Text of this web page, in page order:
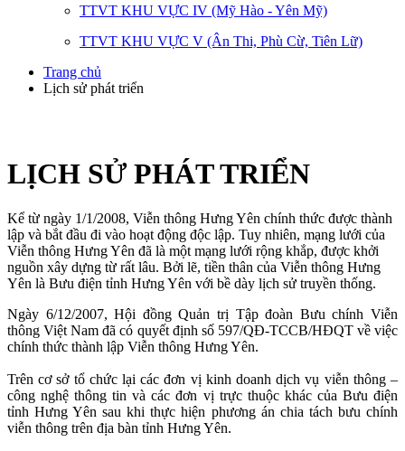
TTVT KHU VỰC IV (Mỹ Hào - Yên Mỹ)
TTVT KHU VỰC V (Ân Thi, Phù Cừ, Tiên Lữ)
Trang chủ
Lịch sử phát triển
LỊCH SỬ PHÁT TRIỂN
Kể từ ngày 1/1/2008, Viễn thông Hưng Yên chính thức được thành
lập và bắt đầu đi vào hoạt động độc lập. Tuy nhiên, mạng lưới của
Viễn thông Hưng Yên đã là một mạng lưới rộng khắp, được khởi
nguồn xây dựng từ rất lâu. Bởi lẽ, tiền thân của Viễn thông Hưng
Yên là Bưu điện tỉnh Hưng Yên với bề dày lịch sử truyền thống.
Ngày 6/12/2007, Hội đồng Quản trị Tập đoàn Bưu chính Viễn
thông Việt Nam đã có quyết định số 597/QĐ-TCCB/HĐQT về việc
chính thức thành lập Viễn thông Hưng Yên.
Trên cơ sở tổ chức lại các đơn vị kinh doanh dịch vụ viễn thông –
công nghệ thông tin và các đơn vị trực thuộc khác của Bưu điện
tỉnh Hưng Yên sau khi thực hiện phương án chia tách bưu chính
viễn thông trên địa bàn tỉnh Hưng Yên.